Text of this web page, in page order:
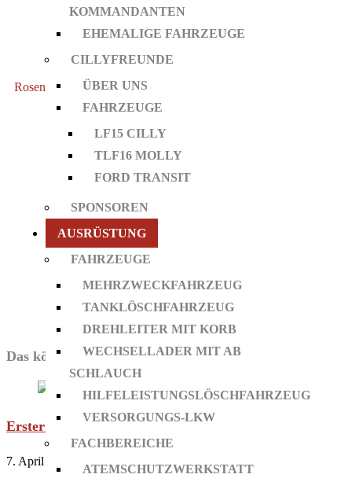
KOMMANDANTEN
EHEMALIGE FAHRZEUGE
CILLYFREUNDE
ÜBER UNS
FAHRZEUGE
LF15 CILLY
TLF16 MOLLY
FORD TRANSIT
SPONSOREN
AUSRÜSTUNG
FAHRZEUGE
MEHRZWECKFAHRZEUG
TANKLÖSCHFAHRZEUG
DREHLEITER MIT KORB
WECHSELLADER MIT AB
SCHLAUCH
HILFELEISTUNGSLÖSCHFAHRZEUG
VERSORGUNGS-LKW
FACHBEREICHE
ATEMSCHUTZWERKSTATT
Rosenheim24
Das könnte dir auch gefallen
Erster Einsatz für WLF mit AB-Schlauch
7. April 2025